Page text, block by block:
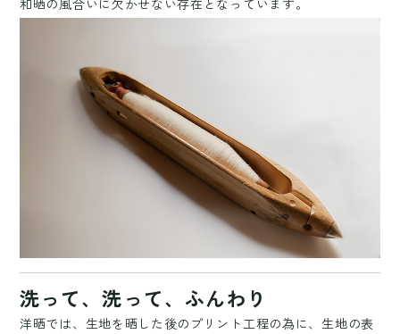
和晒の風合いに欠かせない存在となっています。
洗って、洗って、ふんわり
洋晒では、生地を晒した後のプリント工程の為に、生地の表